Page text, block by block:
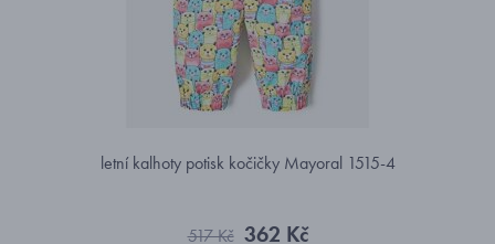
letní kalhoty potisk kočičky Mayoral 1515-4
517 Kč 362 Kč